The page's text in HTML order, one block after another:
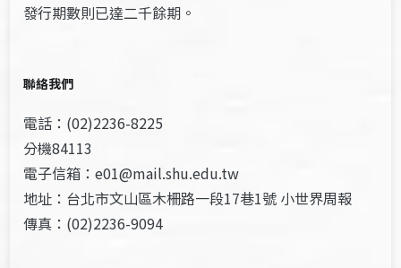
發行期數則已達二千餘期。
聯絡我們
電話：(02)2236-8225
分機84113
電子信箱：e01@mail.shu.edu.tw
地址：台北市文山區木柵路一段17巷1號 小世界周報
傳真：(02)2236-9094